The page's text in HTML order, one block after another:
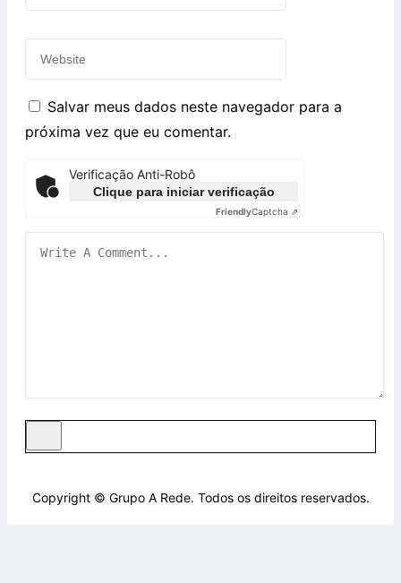
Salvar meus dados neste navegador para a
próxima vez que eu comentar.
Verificação Anti-Robô
Clique para iniciar verificação
FriendlyCaptcha ⇗
Copyright © Grupo A Rede. Todos os direitos reservados.